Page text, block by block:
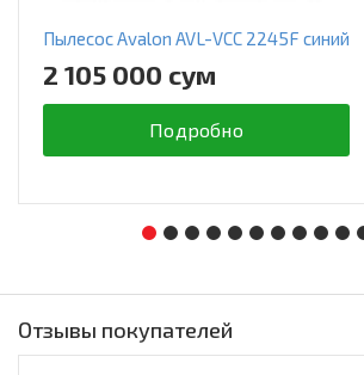
Пылесос Avalon AVL-VCC 2245F синий
2 105 000 сум
Подробно
Отзывы покупателей